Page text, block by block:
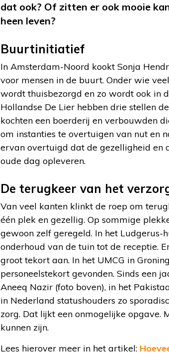
dat ook? Of zitten er ook mooie
heen leven?
Buurtinitiatief
In Amsterdam-Noord kookt Sonja
voor mensen in de buurt. Onder wie
wordt thuisbezorgd en zo wordt ook in
Hollandse De Lier hebben drie stellen
kochten een boerderij en verbouwden
om instanties te overtuigen van nut en
ervan overtuigd dat de gezelligheid en
oude dag opleveren.
De terugkeer van het
Van veel kanten klinkt de roep om
één plek en gezellig. Op sommige
gewoon zelf geregeld. In het Ludgerus-
onderhoud van de tuin tot de receptie.
groot tekort aan. In het UMCG in
personeelstekort gevonden. Sinds een
Aneeq Nazir (foto boven), in het
in Nederland statushouders zo
zorg. Dat lijkt een onmogelijke opgave.
kunnen zijn.
Lees hierover meer in het artikel: